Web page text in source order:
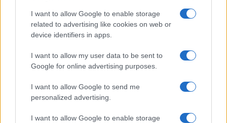
I want to allow Google to enable storage
related to advertising like cookies on web or
device identifiers in apps.
I want to allow my user data to be sent to
Google for online advertising purposes.
I want to allow Google to send me
personalized advertising.
I want to allow Google to enable storage
Google News